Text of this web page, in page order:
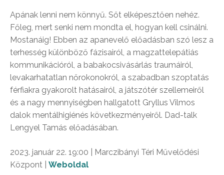
Apának lenni nem könnyű. Sőt elképesztően nehéz.
Főleg, mert senki nem mondta el, hogyan kell csinálni.
Mostanáig! Ebben az apanevelő előadásban szó lesz a
terhesség különböző fázisairól, a magzattelepátiás
kommunikációról, a babakocsivásárlás traumáiról,
levakarhatatlan nőrokonokról, a szabadban szoptatás
férfiakra gyakorolt hatásairól, a játszótér szellemeiről
és a nagy mennyiségben hallgatott Gryllus Vilmos
dalok mentálhigiénés következményeiről. Dad-talk
Lengyel Tamás előadásában.
2023. január 22. 19:00 | Marczibányi Téri Művelődési
Központ | Weboldal